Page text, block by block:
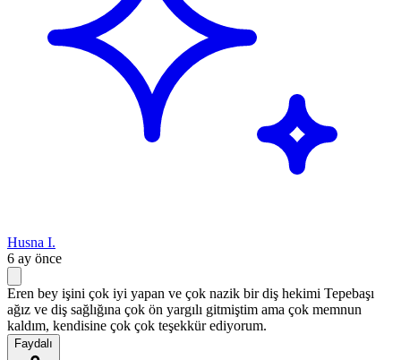
Husna I.
6 ay önce
Eren bey işini çok iyi yapan ve çok nazik bir diş hekimi Tepebaşı
ağız ve diş sağlığına çok ön yargılı gitmiştim ama çok memnun
kaldım, kendisine çok çok teşekkür ediyorum.
Faydalı